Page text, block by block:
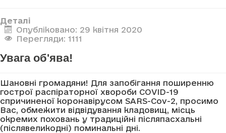
Деталі
Опубліковано: 29 квітня 2020
Перегляди: 1111
Увага об'ява!
Шановні громадяни! Для запобігання поширенню
гострої распіраторної хвороби COVID-19
спричиненої коронавірусом SARS-Cov-2, просимо
Вас, обмежити відвідування кладовищ, місць
окремих поховань у традиційні післяпасхальні
(післявеликодні) поминальні дні.